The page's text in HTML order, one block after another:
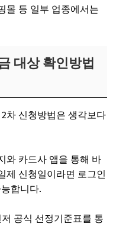
몰 등 일부 업종에서는
대상 확인방법
차 신청방법은 생각보다
와 카드사 앱을 통해 바
제 신청일이라면 로그인
합니다.
공식 선정기준표를 통